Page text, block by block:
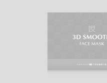
灣、澎湖、金門、馬祖地區。
*主辦單位保有最終修改、變更
有相關異動將會公告於品牌社